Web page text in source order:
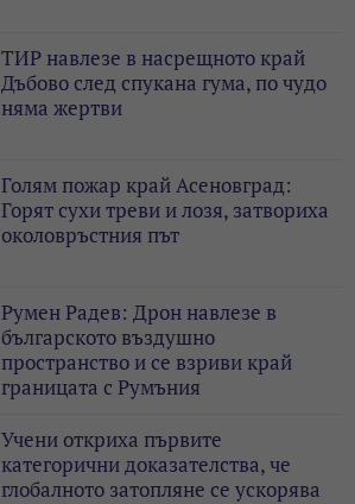
ТИР навлезе в насрещното край
Дъбово след спукана гума, по чудо
няма жертви
Голям пожар край Асеновград:
Горят сухи треви и лозя, затвориха
околовръстния път
Румен Радев: Дрон навлезе в
българското въздушно
пространство и се взриви край
границата с Румъния
Учени откриха първите
категорични доказателства, че
глобалното затопляне се ускорява